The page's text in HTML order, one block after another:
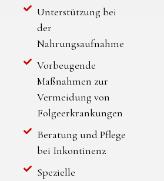
Unterstützung bei
der
Nahrungsaufnahme
Vorbeugende
Maßnahmen zur
Vermeidung von
Folgeerkrankungen
Beratung und Pflege
bei Inkontinenz
Spezielle